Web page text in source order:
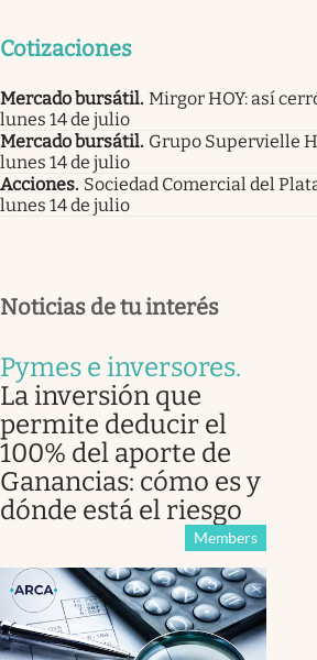
Cotizaciones
Mercado bursátil. Mirgor HOY: así
lunes 14 de julio
Mercado bursátil. Grupo Supervielle
lunes 14 de julio
Acciones. Sociedad Comercial del
lunes 14 de julio
Noticias de tu interés
Pymes e inversores.
La inversión que
permite deducir el
100% del aporte de
Ganancias: cómo es y
dónde está el riesgo
Members